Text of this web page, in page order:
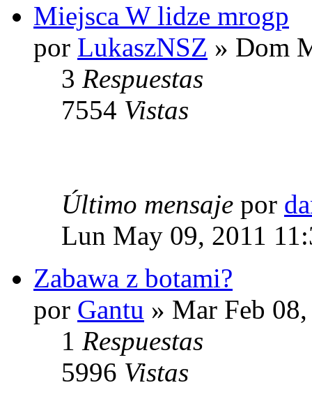
Miejsca W lidze mrogp
por LukaszNSZ » Dom
3 Respuestas
7554 Vistas
Último mensaje por
Lun May 09, 2011
Zabawa z botami?
por Gantu » Mar Feb
1 Respuestas
5996 Vistas